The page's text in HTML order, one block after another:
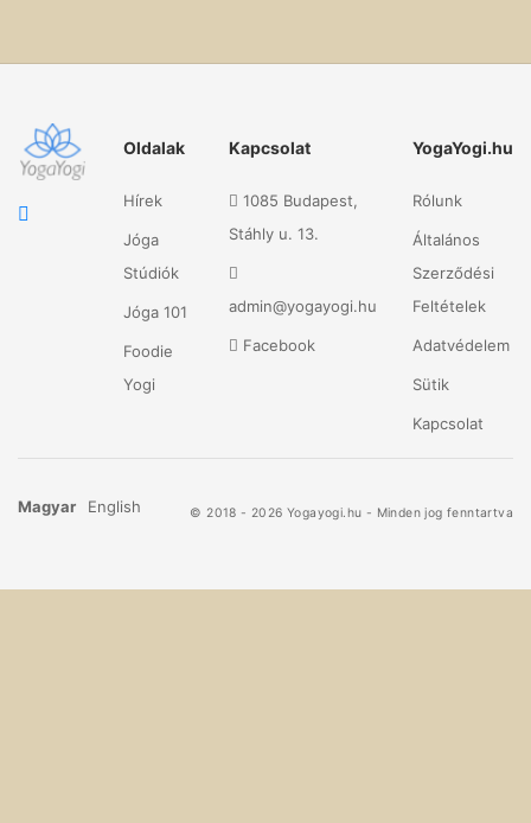
Oldalak
Hírek
Jóga
Stúdiók
Jóga 101
Foodie
Yogi
Kapcsolat
1085 Budapest,
Stáhly u. 13.
admin@yogayogi.hu
Facebook
YogaYogi.hu
Rólunk
Általános
Szerződési
Feltételek
Adatvédelem
Sütik
Kapcsolat
Magyar English © 2018 - 2026 Yogayogi.hu - Minden jog fenntartva